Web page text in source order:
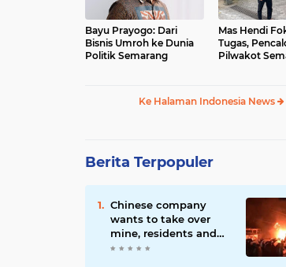
Bayu Prayogo: Dari
Bisnis Umroh ke Dunia
Politik Semarang
Mas Hendi
Tugas,
Pilwakot
Ke Halaman Indonesia News
Berita Terpopuler
Chinese company
wants to take over
mine, residents and
police clash in Palu